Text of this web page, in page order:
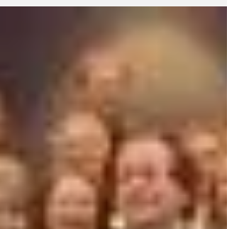
ukjente tal i regnskapet eller skapte